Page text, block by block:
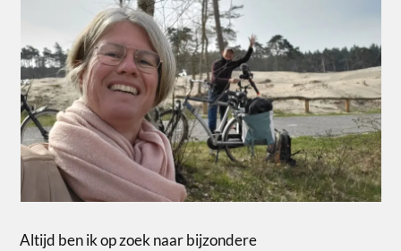
Altijd ben ik op zoek naar bijzondere